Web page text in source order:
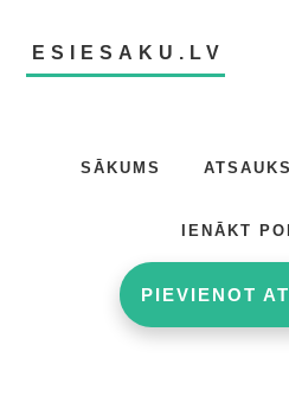
main
primary
footerESIESAKU.LV
SĀKUMS
IENĀKT
PIEVIENOT